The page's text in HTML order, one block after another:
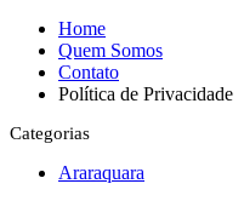
Home
Quem Somos
Contato
Política de Privacidade
Categorias
Araraquara